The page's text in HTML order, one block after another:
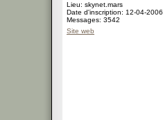
Lieu: skynet.mars
Date d'inscription: 12-04-2006
Messages: 3542
Site web